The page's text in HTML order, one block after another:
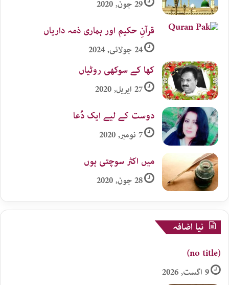
29 جون, 2020
قرآنِ حکیم اور ہماری ذمہ داریاں
24 جولائی, 2024
کھا کے سوکھی روٹیاں
27 اپریل, 2020
دوست کے لیے ایک دُعا
7 نومبر, 2020
میں اکثر سوچتی ہوں
28 جون, 2020
نیا اضافہ
(no title)
9 اگست, 2026